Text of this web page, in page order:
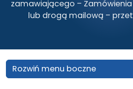
zamawiającego –
lub drogą mailową –
Rozwiń menu boczne